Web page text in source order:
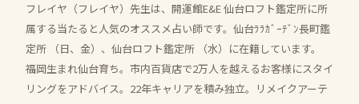
フレイヤ（フレイヤ）先生は、開運館E&E 仙台ロフト鑑定所に所
属する当たると人気のオススメ占い師です。仙台ﾗﾗｶﾞｰﾃﾞﾝ長町鑑
定所 （日、金）、仙台ロフト鑑定所 （水）に在籍しています。
福岡生まれ仙台育ち。市内百貨店で2万人を越えるお客様にスタイ
リングをアドバイス。22年キャリアを積み独立。リメイクアーテ